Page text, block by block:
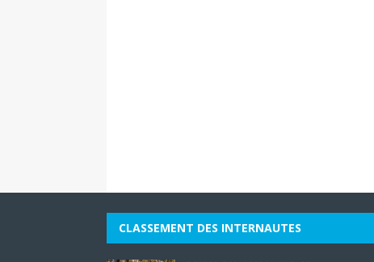
CLASSEMENT DES INTERNAUTES